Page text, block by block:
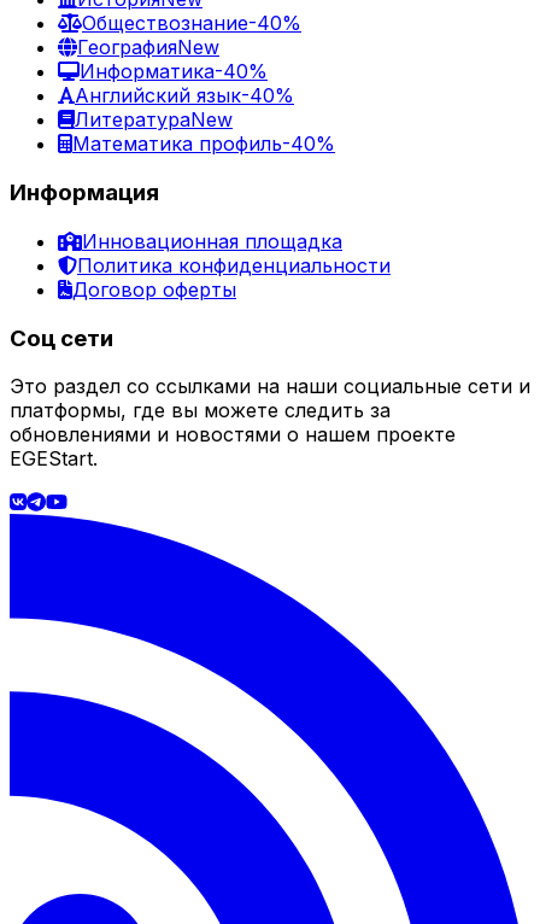
Обществознание-40%
ГеографияNew
Информатика-40%
Английский язык-40%
ЛитератураNew
Математика профиль-40%
Информация
Инновационная площадка
Политика конфиденциальности
Договор оферты
Соц сети
Это раздел со ссылками на наши социальные сети и
платформы, где вы можете следить за
обновлениями и новостями о нашем проекте
EGEStart.